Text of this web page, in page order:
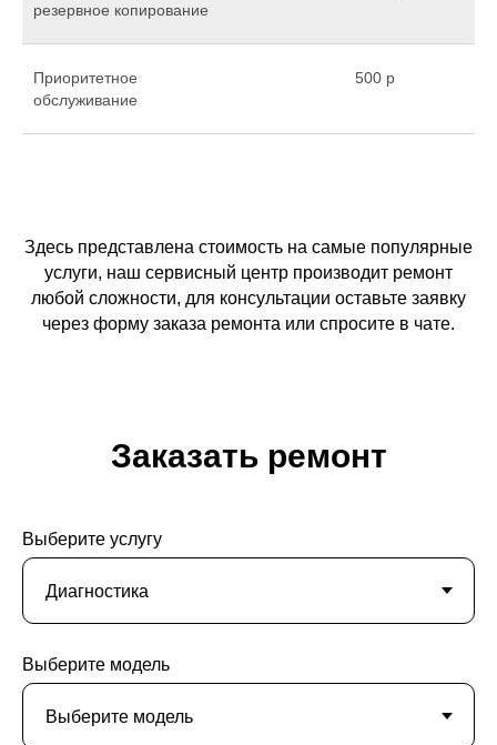
резервное копирование
Приоритетное
обслуживание
500 р
Здесь представлена стоимость на самые популярные
услуги, наш сервисный центр производит ремонт
любой сложности, для консультации оставьте заявку
через форму заказа ремонта или спросите в чате.
Заказать ремонт
Выберите услугу
Выберите модель